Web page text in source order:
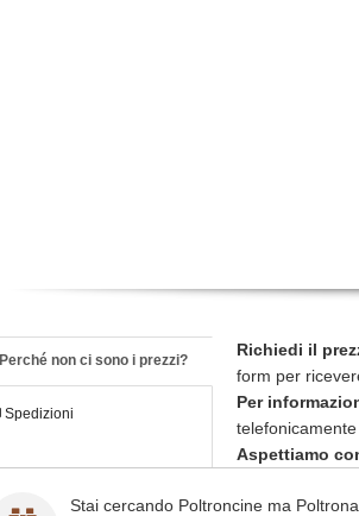
Perché non ci sono i prezzi?
Spedizioni
Richiedi il
form per
Per
Aspettiamo
Stai cercando Poltroncine ma